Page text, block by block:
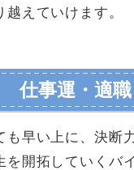
えていけます。
仕事運・適職
も早い上に、決断
を開拓していくバ